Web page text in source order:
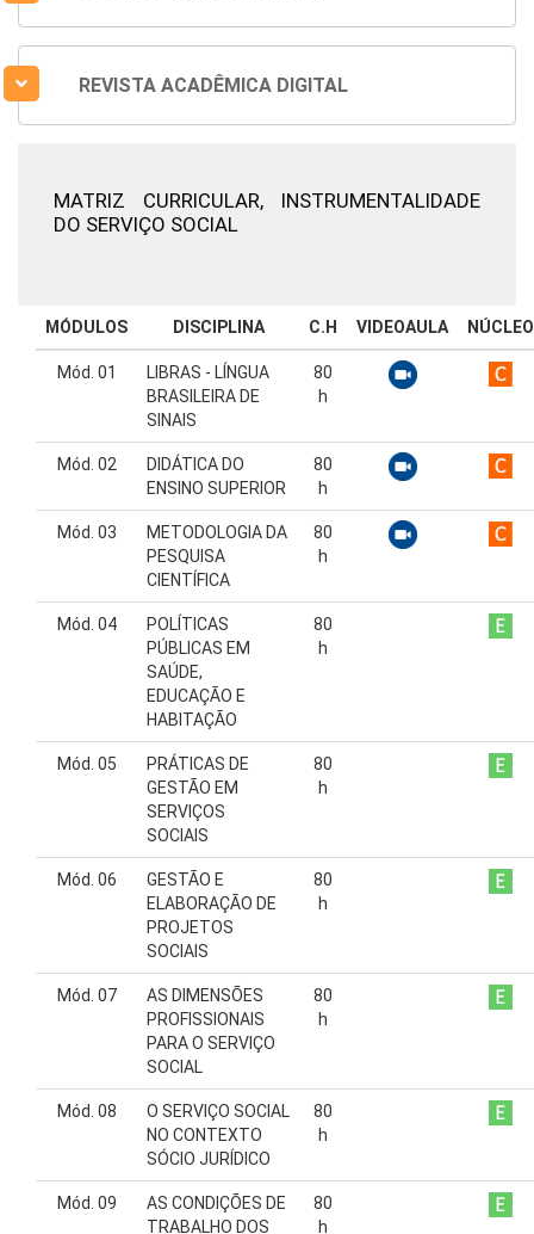
REVISTA ACADÊMICA DIGITAL
MATRIZ CURRICULAR, INSTRUMENTALIDADE
DO SERVIÇO SOCIAL
MÓDULOS DISCIPLINA C.H VIDEOAULA NÚCLEO
Mód. 01
LIBRAS - LÍNGUA
BRASILEIRA DE
SINAIS
80
h
Mód. 02
DIDÁTICA DO
ENSINO SUPERIOR
80
h
Mód. 03
METODOLOGIA DA
PESQUISA
CIENTÍFICA
80
h
Mód. 04
POLÍTICAS
PÚBLICAS EM
SAÚDE,
EDUCAÇÃO E
HABITAÇÃO
80
h
Mód. 05
PRÁTICAS DE
GESTÃO EM
SERVIÇOS
SOCIAIS
80
h
Mód. 06
GESTÃO E
ELABORAÇÃO DE
PROJETOS
SOCIAIS
80
h
Mód. 07
AS DIMENSÕES
PROFISSIONAIS
PARA O SERVIÇO
SOCIAL
80
h
Mód. 08
O SERVIÇO SOCIAL
NO CONTEXTO
SÓCIO JURÍDICO
80
h
Mód. 09
AS CONDIÇÕES DE
TRABALHO DOS
80
h